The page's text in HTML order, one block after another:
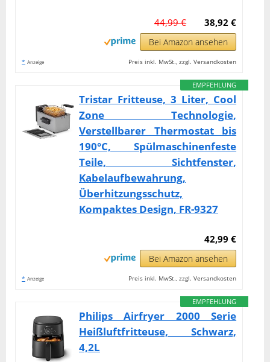
38,92 €
44,99 €
Bei Amazon ansehen
* Anzeige Preis inkl. MwSt., zzgl. Versandkosten
EMPFEHLUNG
Tristar Fritteuse, 3 Liter, Cool
Zone Technologie,
Verstellbarer Thermostat bis
190°C, Spülmaschinenfeste
Teile, Sichtfenster,
Kabelaufbewahrung,
Überhitzungsschutz,
Kompaktes Design, FR-9327
42,99 €
Bei Amazon ansehen
* Anzeige Preis inkl. MwSt., zzgl. Versandkosten
EMPFEHLUNG
Philips Airfryer 2000 Serie
Heißluftfritteuse, Schwarz,
4,2L